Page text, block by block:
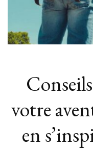
votre
en